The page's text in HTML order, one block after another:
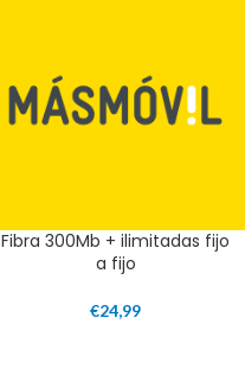
Fibra 300Mb + ilimitadas fijo
a fijo
€24,99